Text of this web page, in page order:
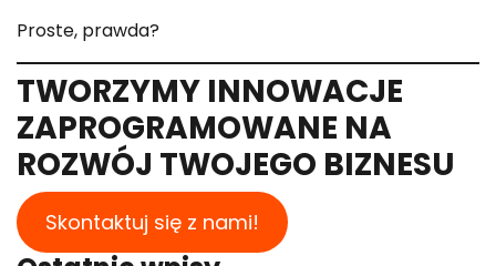
Proste, prawda?
TWORZYMY INNOWACJE
ZAPROGRAMOWANE NA
ROZWÓJ TWOJEGO BIZNESU
Skontaktuj się z nami!